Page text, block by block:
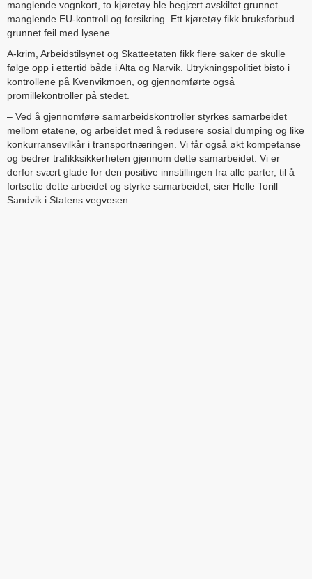
manglende vognkort, to kjøretøy ble begjært avskiltet grunnet
manglende EU-kontroll og forsikring. Ett kjøretøy fikk bruksforbud
grunnet feil med lysene.
A-krim, Arbeidstilsynet og Skatteetaten fikk flere saker de skulle
følge opp i ettertid både i Alta og Narvik. Utrykningspolitiet bisto i
kontrollene på Kvenvikmoen, og gjennomførte også
promillekontroller på stedet.
– Ved å gjennomføre samarbeidskontroller styrkes samarbeidet
mellom etatene, og arbeidet med å redusere sosial dumping og like
konkurransevilkår i transportnæringen. Vi får også økt kompetanse
og bedrer trafikksikkerheten gjennom dette samarbeidet. Vi er
derfor svært glade for den positive innstillingen fra alle parter, til å
fortsette dette arbeidet og styrke samarbeidet, sier Helle Torill
Sandvik i Statens vegvesen.